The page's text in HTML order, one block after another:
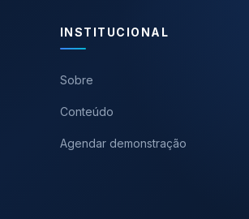
INSTITUCIONAL
Sobre
Conteúdo
Agendar demonstração